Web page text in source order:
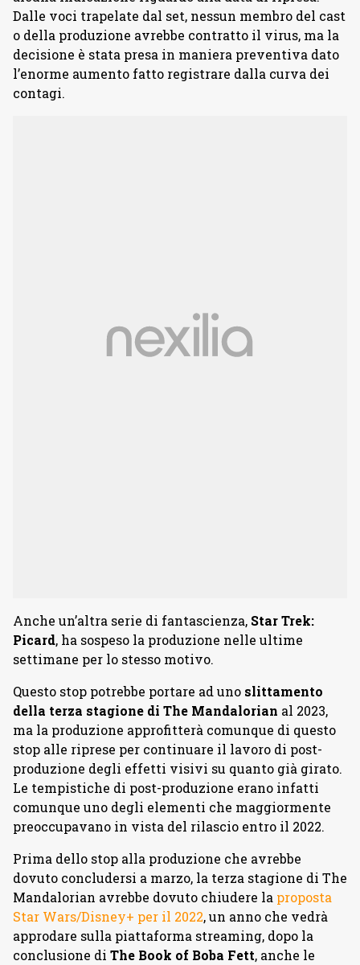
Dalle voci trapelate dal set, nessun membro del cast
o della produzione avrebbe contratto il virus, ma la
decisione è stata presa in maniera preventiva dato
l’enorme aumento fatto registrare dalla curva dei
contagi.
Anche un’altra serie di fantascienza, Star Trek:
Picard, ha sospeso la produzione nelle ultime
settimane per lo stesso motivo.
Questo stop potrebbe portare ad uno slittamento
della terza stagione di The Mandalorian al 2023,
ma la produzione approfitterà comunque di questo
stop alle riprese per continuare il lavoro di post-
produzione degli effetti visivi su quanto già girato.
Le tempistiche di post-produzione erano infatti
comunque uno degli elementi che maggiormente
preoccupavano in vista del rilascio entro il 2022.
Prima dello stop alla produzione che avrebbe
dovuto concludersi a marzo, la terza stagione di The
Mandalorian avrebbe dovuto chiudere la proposta
Star Wars/Disney+ per il 2022, un anno che vedrà
approdare sulla piattaforma streaming, dopo la
conclusione di The Book of Boba Fett, anche le